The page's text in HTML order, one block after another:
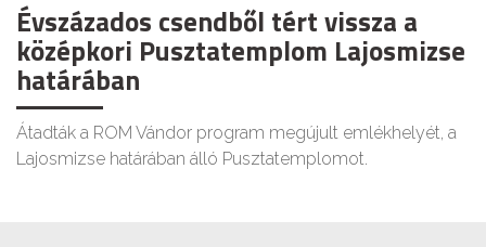
Évszázados csendből tért vissza a
középkori Pusztatemplom Lajosmizse
határában
Átadták a ROM Vándor program megújult emlékhelyét, a
Lajosmizse határában álló Pusztatemplomot.